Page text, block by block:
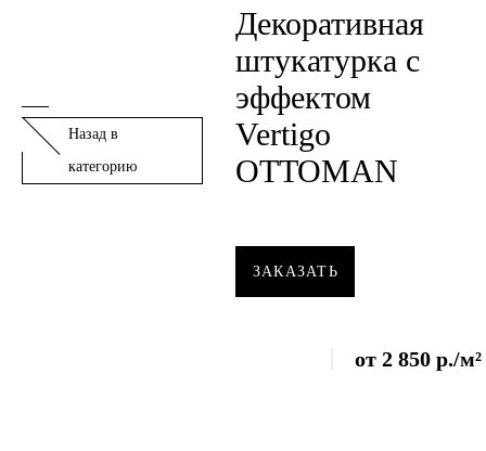
Назад в
категорию
Декоративная
штукатурка с
эффектом
Vertigo
OTTOMAN
ЗАКАЗАТЬ
от 2 850 р./м²